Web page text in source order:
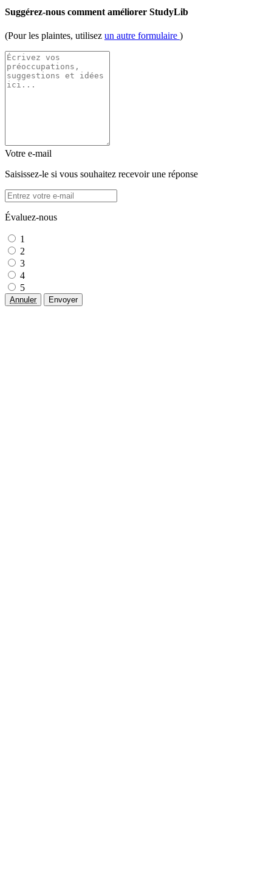
Suggérez-nous comment améliorer StudyLib
(Pour les plaintes, utilisez un autre formulaire )
Votre e-mail
Saisissez-le si vous souhaitez recevoir une réponse
Évaluez-nous
1
2
3
4
5
Annuler Envoyer